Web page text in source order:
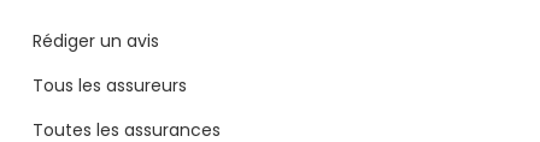
Rédiger un avis
Tous les assureurs
Toutes les assurances